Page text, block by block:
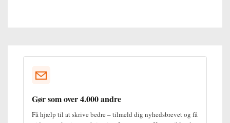
Gør som over 4.000 andre
Få hjælp til at skrive bedre – tilmeld dig nyhedsbrevet og få